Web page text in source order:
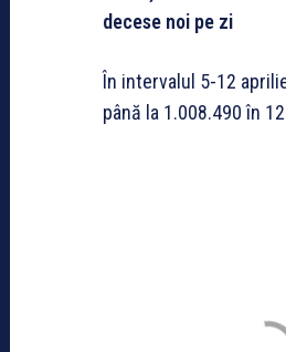
decese noi pe zi
În intervalul 5-12
până la 1.008.490 în